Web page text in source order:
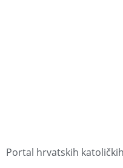
Portal hrvatskih